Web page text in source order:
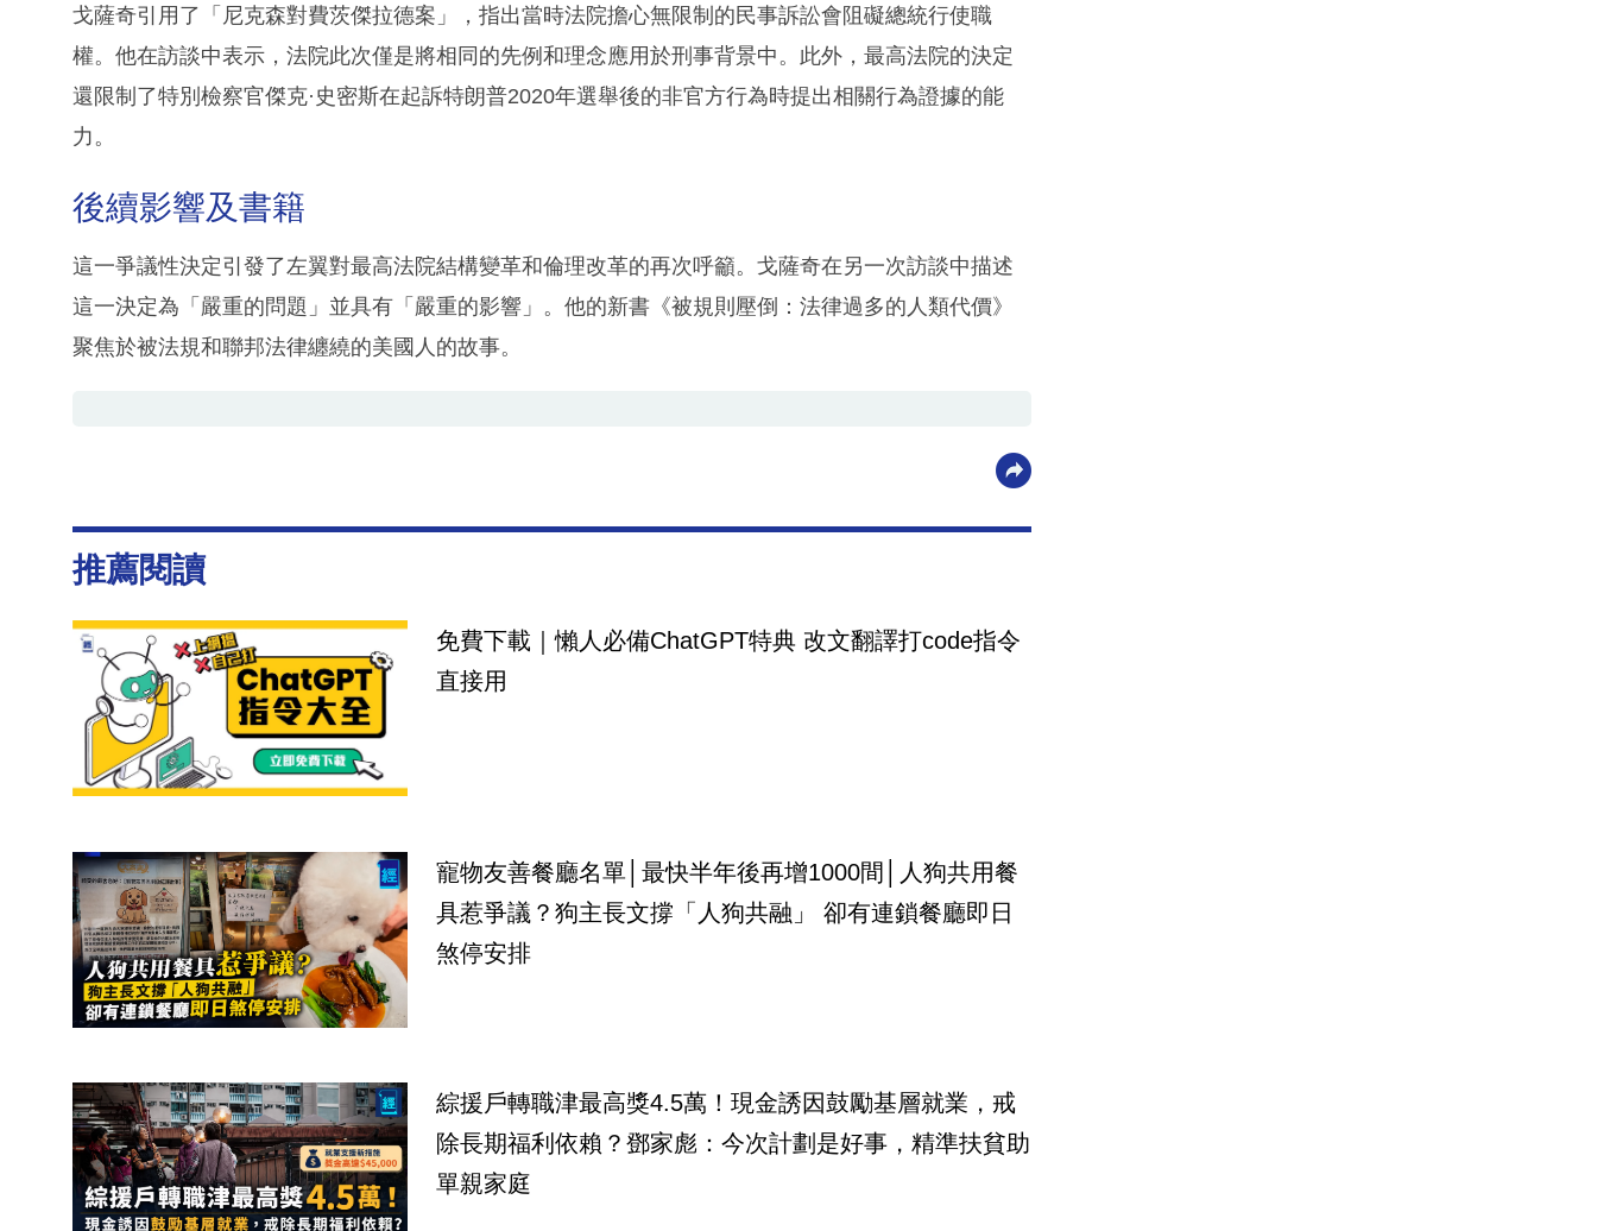
戈薩奇引用了「尼克森對費茨傑拉德案」，指出當時法院擔心無限制的民事訴訟會阻礙總統行使職
權。他在訪談中表示，法院此次僅是將相同的先例和理念應用於刑事背景中。此外，最高法院的決定
還限制了特別檢察官傑克·史密斯在起訴特朗普2020年選舉後的非官方行為時提出相關行為證據的能
力。
後續影響及書籍
這一爭議性決定引發了左翼對最高法院結構變革和倫理改革的再次呼籲。戈薩奇在另一次訪談中描述
這一決定為「嚴重的問題」並具有「嚴重的影響」。他的新書《被規則壓倒：法律過多的人類代價》
聚焦於被法規和聯邦法律纏繞的美國人的故事。
推薦閱讀
免費下載｜懶人必備ChatGPT特典 改文翻譯打code指令
直接用
寵物友善餐廳名單│最快半年後再增1000間│人狗共用餐
具惹爭議？狗主長文撐「人狗共融」 卻有連鎖餐廳即日
煞停安排
綜援戶轉職津最高獎4.5萬！現金誘因鼓勵基層就業，戒
除長期福利依賴？鄧家彪：今次計劃是好事，精準扶貧助
單親家庭